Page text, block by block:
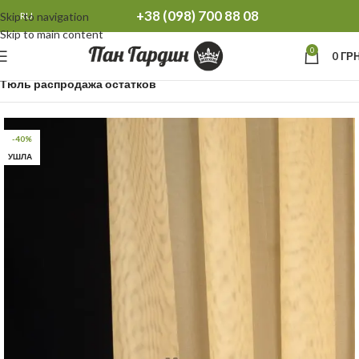
Skip to navigation
Skip to main content
RU +38 (098) 700 88 08
0 0
Главная
Распродажа остатков Тюль Шторы
Тюль распродажа остатков
-40%
УШЛА